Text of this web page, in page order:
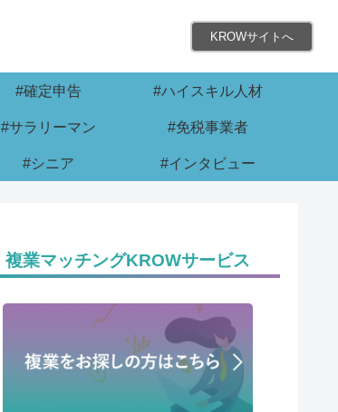
KROWサイトへ
#確定申告 #ハイスキル人材
#サラリーマン #免税事業者
#シニア #インタビュー
複業マッチングKROWサービス